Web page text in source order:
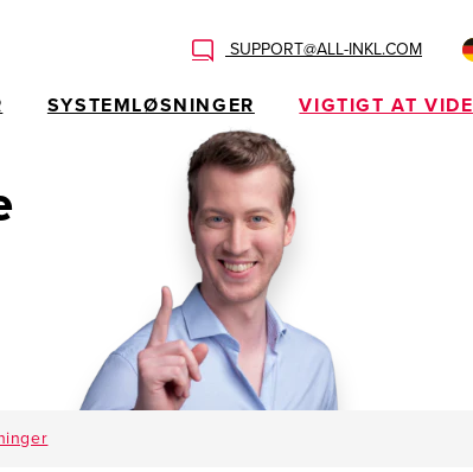
SUPPORT@ALL-INKL.COM
SYSTEMLØSNINGER VIGTIGT AT VIDE